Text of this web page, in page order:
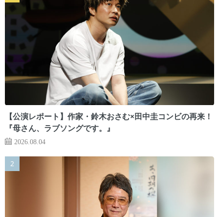
【公演レポート】作家・鈴木おさむ×田中圭コンビの再来！
『母さん、ラブソングです。』
2026.08.04